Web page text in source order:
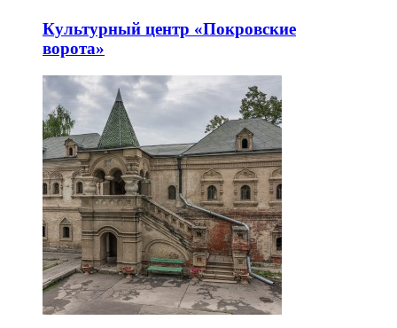
Культурный центр «Покровские
ворота»